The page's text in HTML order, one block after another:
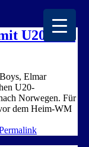
U20 zum
Elmar
U20-
Norwegen. Für
dem Heim-WM